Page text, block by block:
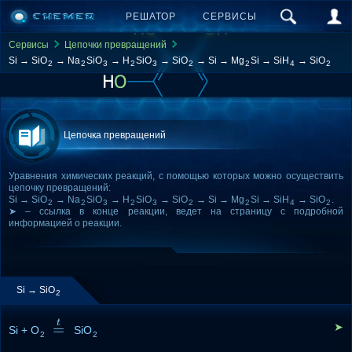
РЕШАТОР СЕРВИСЫ
Сервисы
Цепочки превращений
Si → SiO2 → Na2SiO3 → H 2SiO3 → SiO2 → Si → Mg2Si → SiH 4 → SiO2
Цепочка превращений
Уравнения химических реакций, с помощью которых можно осуществить
цепочку превращений:
Si → SiO2 → Na2SiO3 → H 2SiO3 → SiO2 → Si → Mg2Si → SiH 4 → SiO2 .
➤ – ссылка в конце реакции, ведет на страницу с подробной
информацией о реакции.
Si → SiO2
Si + O2 =
t
=t SiO2
➤